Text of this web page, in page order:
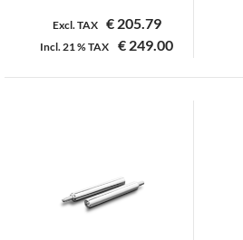
Excl. TAX €205.79
Incl.21 %TAX € 249.00
Dit
Deze
optie